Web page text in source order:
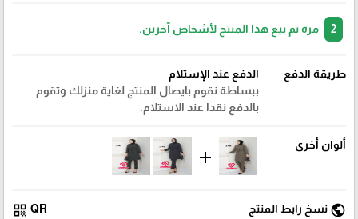
مرة تم بيع هذا المنتج لأشخاص آخرين.
طريقة الدفع
الدفع عند الإستلام
ببساطة نقوم بايصال المنتج لغاية منزلك وتقوم
بالدفع نقدا عند الاستلام.
ألوان أخرى
add
public نسخ رابط المنتج QR
qr_code